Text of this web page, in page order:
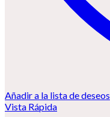
Añadir a la lista de deseos
Vista Rápida